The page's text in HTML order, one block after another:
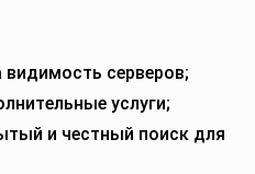
видимость серверов;
услуги;
и честный поиск для